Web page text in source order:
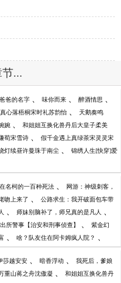
...
爸的名字 、 味你而来 、 醉酒情思 、
心落梧桐宋时礼苏韵怡 、 天鹅奏鸣
婉 、 和姐姐互换化兽丹后大皇子柔美
荀宋雪诗 、 假千金遇上真绿茶宋灵灵宋
灯续昼许曼珠于南尘 、 锦绣人生[快穿]爱
名柯的一百种死法 、 网游：神级刺客，
吻上来了 、 公路求生：我开破面包车带
、 师妹别脑补了，师兄真的是凡人 、
所警事【治安和刑事侦查】 、 紫金幻
、 啥？队友住在阿卡姆疯人院？ 、
莎越安安 、 暗香浮动 、 我死后，爹娘
重山蒋之舟沈傲凝 、 和姐姐互换化兽丹